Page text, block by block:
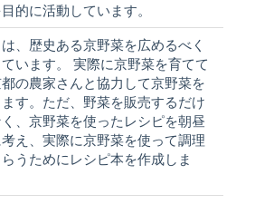
的に活動しています。
、歴史ある京野菜を広めるべく
います。 実際に京野菜を育てて
の農家さんと協力して京野菜を
す。ただ、野菜を販売するだけ
、京野菜を使ったレシピを朝昼
え、実際に京野菜を使って調理
らうためにレシピ本を作成しま